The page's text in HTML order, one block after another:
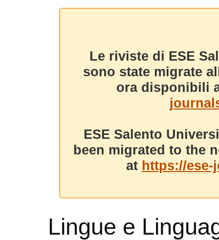
Le riviste di ESE
sono state migrate
ora disponibili
ESE Salento
been migrated to the
at https://
Lingue e